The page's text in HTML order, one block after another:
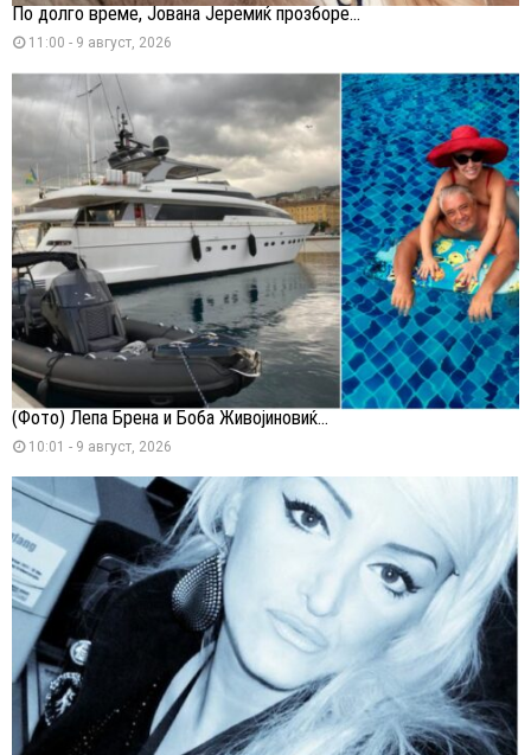
По долго време, Јована Јеремиќ прозборе...
11:00 - 9 август, 2026
(Фото) Лепа Брена и Боба Живојиновиќ...
10:01 - 9 август, 2026